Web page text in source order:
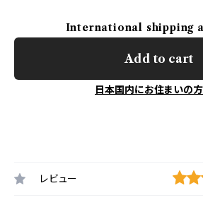
International shipping
Add to cart
日本国内にお住まいの
レビュー